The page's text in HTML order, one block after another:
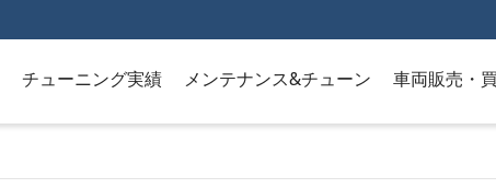
チューニング実績 メンテナンス&チューン 車両販売・